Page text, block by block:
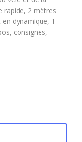
rapide, 2 mètres
dynamique, 1
consignes,